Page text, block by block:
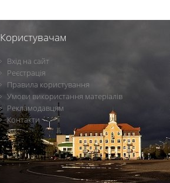
Користувачам
Вхід на сайт
Реєстрація
Правила користування
Умови використання матеріалів
Рекламодавцям
Контакти